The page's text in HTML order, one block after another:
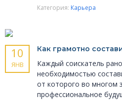
Категория: Карьера
10
ЯНВ
Как грамотно
Каждый соискатель
необходимостью
от которого во многом
профессиональное